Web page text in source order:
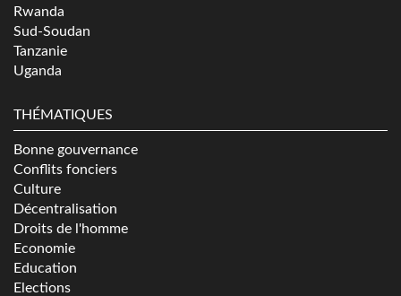
Rwanda
Sud-Soudan
Tanzanie
Uganda
THÉMATIQUES
Bonne gouvernance
Conflits fonciers
Culture
Décentralisation
Droits de l'homme
Economie
Education
Elections